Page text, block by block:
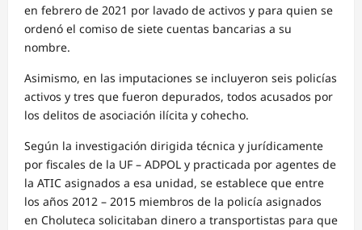
en febrero de 2021 por lavado de activos y para quien se
ordenó el comiso de siete cuentas bancarias a su
nombre.
Asimismo, en las imputaciones se incluyeron seis policías
activos y tres que fueron depurados, todos acusados por
los delitos de asociación ilícita y cohecho.
Según la investigación dirigida técnica y jurídicamente
por fiscales de la UF – ADPOL y practicada por agentes de
la ATIC asignados a esa unidad, se establece que entre
los años 2012 – 2015 miembros de la policía asignados
en Choluteca solicitaban dinero a transportistas para que